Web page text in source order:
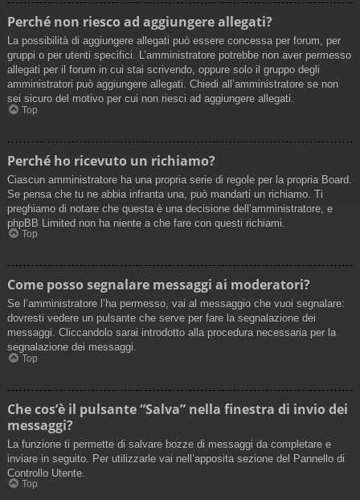
Perché non riesco ad aggiungere allegati?
La possibilità di aggiungere allegati può essere concessa per forum, per
gruppi o per utenti specifici. L’amministratore potrebbe non aver permesso
allegati per il forum in cui stai scrivendo, oppure solo il gruppo degli
amministratori può aggiungere allegati. Chiedi all’amministratore se non
sei sicuro del motivo per cui non riesci ad aggiungere allegati.
Top
Perché ho ricevuto un richiamo?
Ciascun amministratore ha una propria serie di regole per la propria Board.
Se pensa che tu ne abbia infranta una, può mandarti un richiamo. Ti
preghiamo di notare che questa è una decisione dell’amministratore, e
phpBB Limited non ha niente a che fare con questi richiami.
Top
Come posso segnalare messaggi ai moderatori?
Se l’amministratore l’ha permesso, vai al messaggio che vuoi segnalare:
dovresti vedere un pulsante che serve per fare la segnalazione dei
messaggi. Cliccandolo sarai introdotto alla procedura necessaria per la
segnalazione dei messaggi.
Top
Che cos’è il pulsante “Salva” nella finestra di invio dei
messaggi?
La funzione ti permette di salvare bozze di messaggi da completare e
inviare in seguito. Per utilizzarle vai nell’apposita sezione del Pannello di
Controllo Utente.
Top